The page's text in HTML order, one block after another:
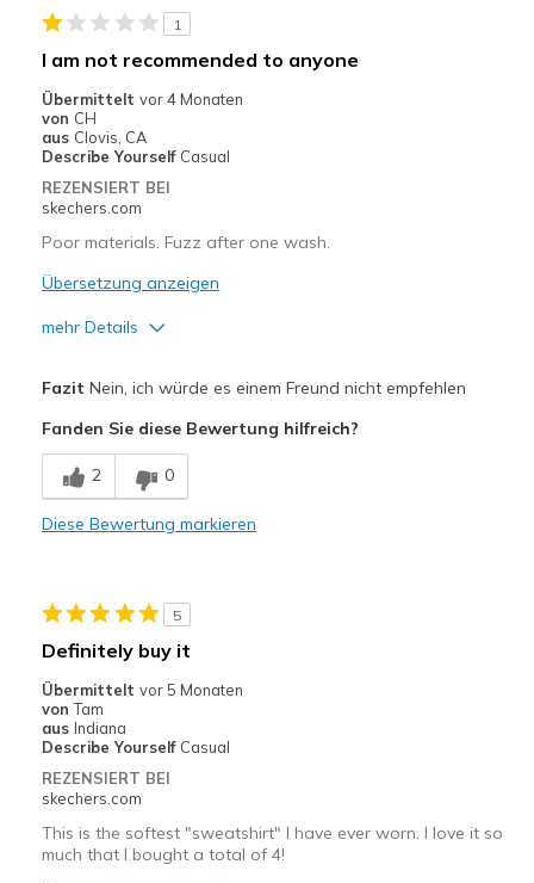
Geeignete Verwendung
Casual Wear
Travel
Width
View On Shoes
1
I am not recommended to anyone
Übermittelt vor 4 Monaten
von CH
aus Clovis, CA
Describe Yourself Casual
REZENSIERT BEI
skechers.com
Poor materials. Fuzz after one wash.
Übersetzung anzeigen
mehr Details
Nachteile
Poor Quality
Feels true to width
Sizing
Fazit Nein, ich würde es einem Freund nicht empfehlen
Fanden Sie diese Bewertung hilfreich?
2 0
Diese Bewertung markieren
5
Definitely buy it
Übermittelt vor 5 Monaten
von Tam
aus Indiana
Describe Yourself Casual
REZENSIERT BEI
skechers.com
This is the softest "sweatshirt" I have ever worn. I love it so
much that I bought a total of 4!